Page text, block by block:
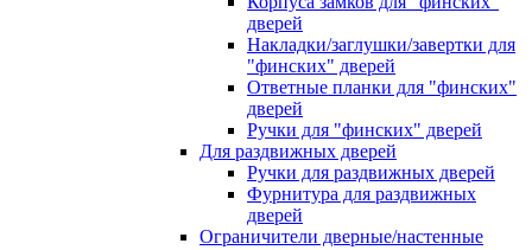
дверей
Накладки/заглушки/завертки для
"финских" дверей
Ответные планки для "финских"
дверей
Ручки для "финских" дверей
Для раздвижных дверей
Ручки для раздвижных дверей
Фурнитура для раздвижных
дверей
Ограничители дверные/настенные